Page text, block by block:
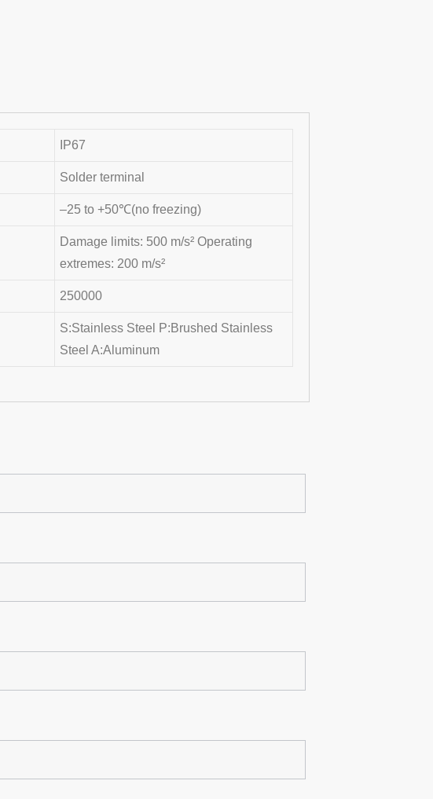
IP67
Solder terminal
–25 to +50℃(no freezing)
Damage limits: 500 m/s² Operating
extremes: 200 m/s²
250000
S:Stainless Steel P:Brushed Stainless
Steel A:Aluminum